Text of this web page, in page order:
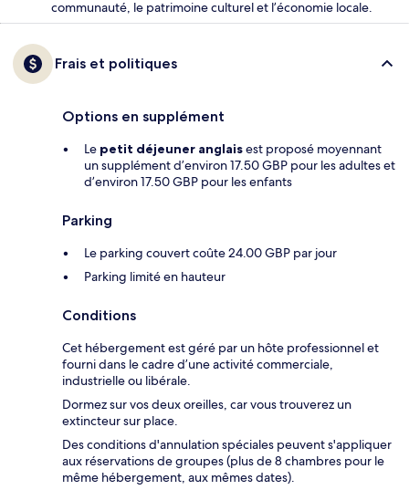
communauté, le patrimoine culturel et l’économie locale.
Frais et politiques
Options en supplément
Le petit déjeuner anglaisest proposé moyennant
un supplément d’environ 17.50 GBP pour les adultes et
d’environ 17.50 GBP pour les enfants
Parking
Le parking couvert coûte 24.00 GBP par jour
Parking limité en hauteur
Conditions
Cet hébergement est géré par un hôte professionnel et
fourni dans le cadre d’une activité commerciale,
industrielle ou libérale.
Dormez sur vos deux oreilles, car vous trouverez un
extincteur sur place.
Des conditions d'annulation spéciales peuvent s'appliquer
aux réservations de groupes (plus de 8 chambres pour le
même hébergement, aux mêmes dates).